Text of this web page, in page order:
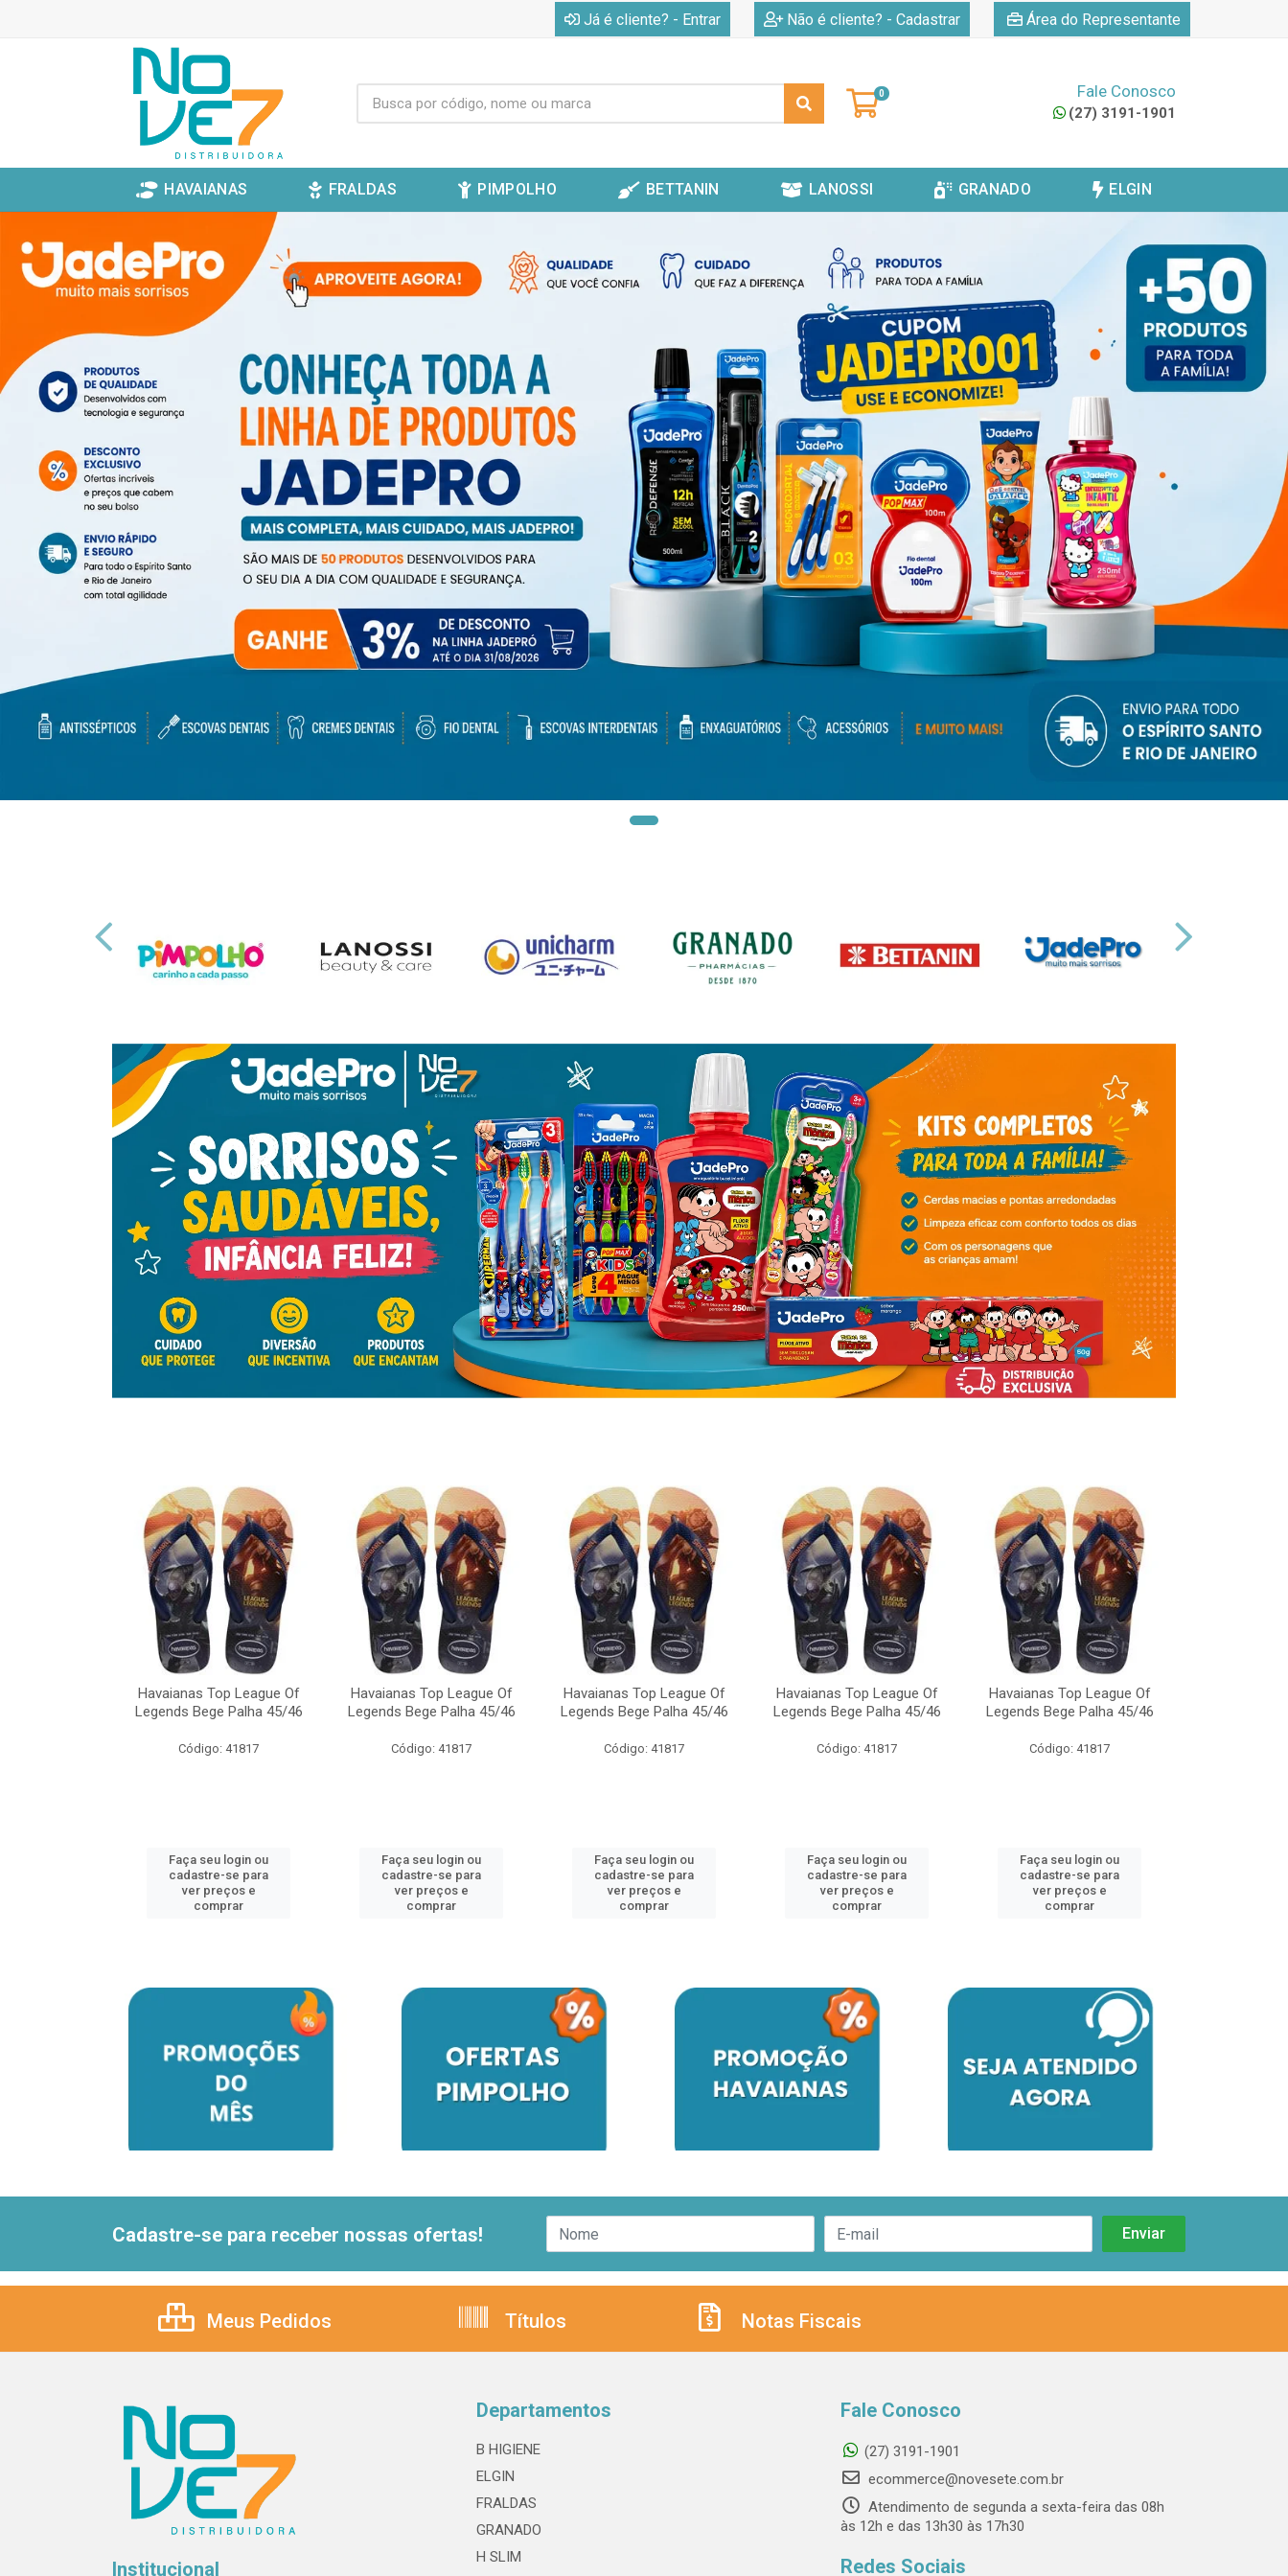
Já é cliente? - Entrar Não é cliente? - Cadastrar Área do Representante
0 Fale Conosco
(27) 3191-1901
HAVAIANAS FRALDAS PIMPOLHO BETTANIN LANOSSI GRANADO ELGIN
Havaianas Top League Of
Legends Bege Palha 45/46
Código: 41817
Faça seu login ou
cadastre-se para
ver preços e
comprar
Havaianas Top League Of
Legends Bege Palha 45/46
Código: 41817
Faça seu login ou
cadastre-se para
ver preços e
comprar
Havaianas Top League Of
Legends Bege Palha 45/46
Código: 41817
Faça seu login ou
cadastre-se para
ver preços e
comprar
Havaianas Top League Of
Legends Bege Palha 45/46
Código: 41817
Faça seu login ou
cadastre-se para
ver preços e
comprar
Havaianas Top League Of
Legends Bege Palha 45/46
Código: 41817
Faça seu login ou
cadastre-se para
ver preços e
comprar
Cadastre-se para receber nossas ofertas!
Meus Pedidos Títulos Notas Fiscais
Institucional
Departamentos
B HIGIENE
ELGIN
FRALDAS
GRANADO
H SLIM
Fale Conosco
(27) 3191-1901
ecommerce@novesete.com.br
Atendimento de segunda a sexta-feira das 08h
às 12h e das 13h30 às 17h30
Redes Sociais